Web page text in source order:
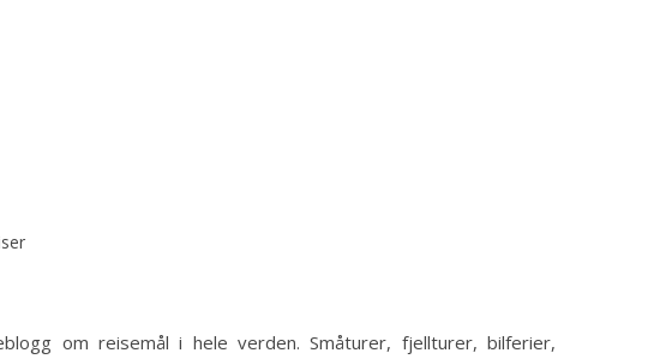
om reisemål i hele verden. Småturer, fjellturer, bilferier,